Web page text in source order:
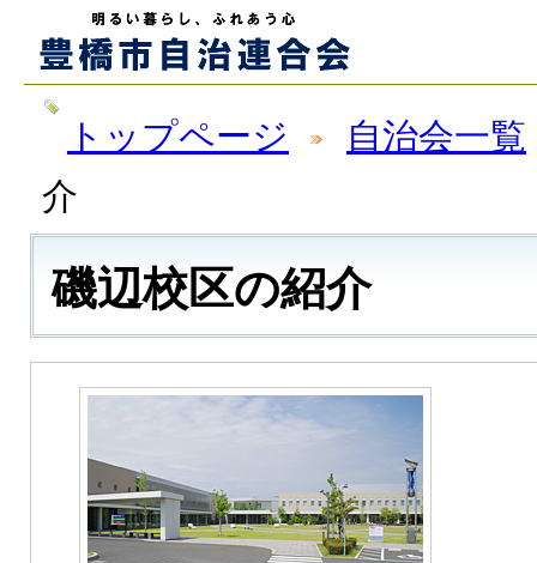
トップページ
自治会一覧
介
磯辺校区の紹介